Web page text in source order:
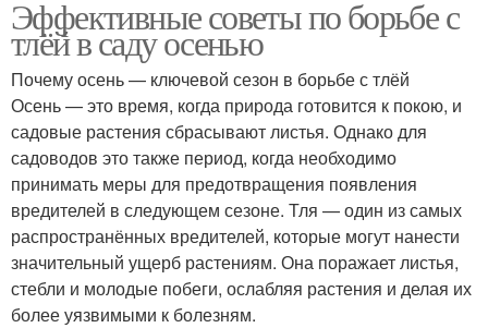
Эффективные советы по борьбе с
тлёй в саду осенью
Почему осень — ключевой сезон в борьбе с тлёй
Осень — это время, когда природа готовится к покою, и
садовые растения сбрасывают листья. Однако для
садоводов это также период, когда необходимо
принимать меры для предотвращения появления
вредителей в следующем сезоне. Тля — один из самых
распространённых вредителей, которые могут нанести
значительный ущерб растениям. Она поражает листья,
стебли и молодые побеги, ослабляя растения и делая их
более уязвимыми к болезням.